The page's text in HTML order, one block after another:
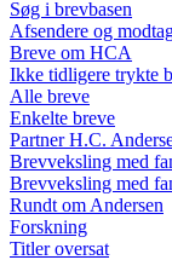
Søg i brevbasen
Afsendere og
Breve om HCA
Ikke tidligere trykte
Alle breve
Enkelte breve
Partner H.C.
Brevveksling med
Brevveksling med
Rundt om Andersen
Forskning
Titler oversat